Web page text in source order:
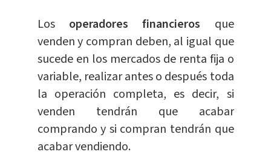
Losoperadores financieros que
venden y compran deben, al igual que
sucede en los mercados de renta fija o
variable, realizar antes o después toda
la operación completa, es decir, si
venden tendrán que acabar
comprando y si compran tendrán que
acabar vendiendo.